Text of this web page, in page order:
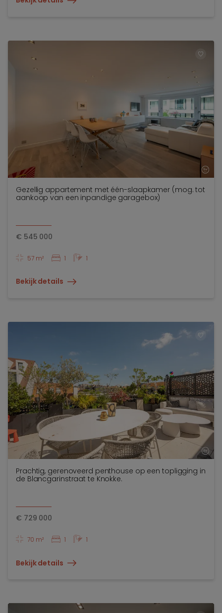
Gezellig appartement met één-slaapkamer (mog. tot
aankoop van een inpandige garagebox)
€ 545 000
57 m² 1 1
Bekijk details
Prachtig, gerenoveerd penthouse op een topligging in
de Blancgarinstraat te Knokke.
€ 729 000
70 m² 1 1
Bekijk details